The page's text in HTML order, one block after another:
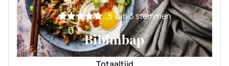
5van3stemmen
Bibimbap